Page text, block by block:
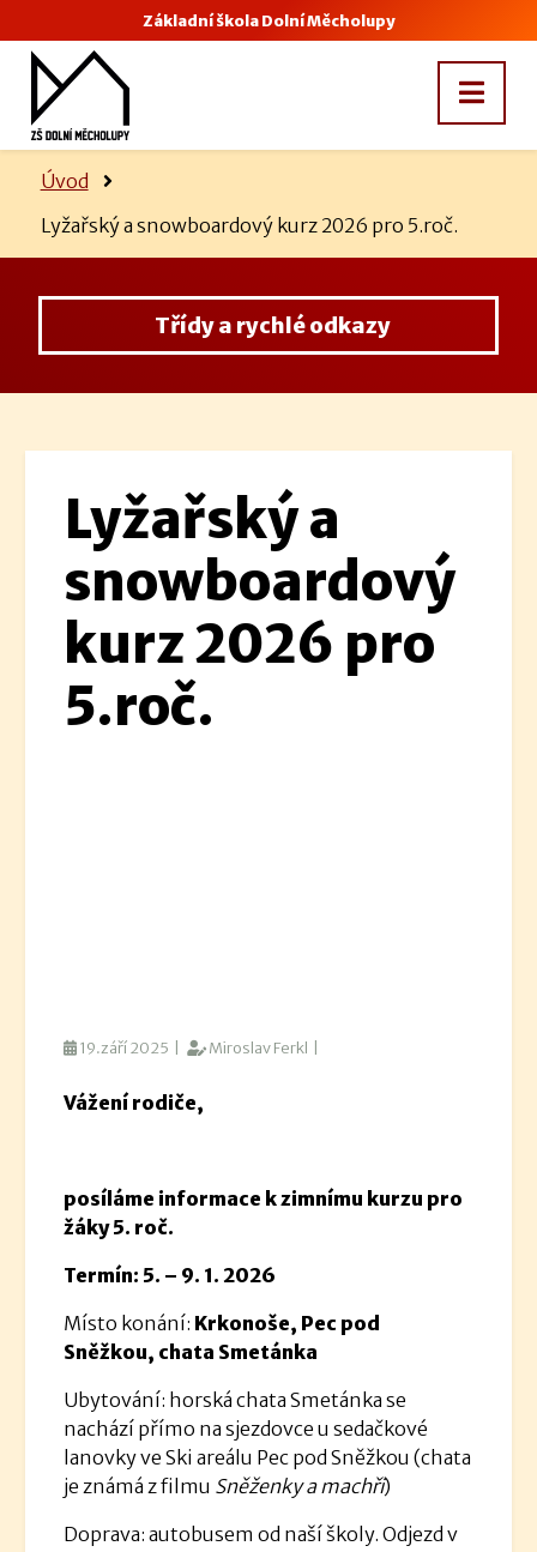
Základní škola Dolní Měcholupy
Úvod
Lyžařský a snowboardový kurz 2026 pro 5.roč.
Třídy a rychlé odkazy
Lyžařský a
snowboardový
kurz 2026 pro
5.roč.
19.září 2025 | Miroslav Ferkl |
Vážení rodiče,
posíláme informace k zimnímu kurzu pro
žáky 5. roč.
Termín: 5. – 9. 1. 2026
Místo konání: Krkonoše, Pec pod
Sněžkou, chata Smetánka
Ubytování: horská chata Smetánka se
nachází přímo na sjezdovce u sedačkové
lanovky ve Ski areálu Pec pod Sněžkou (chata
je známá z filmu Sněženky a machři)
Doprava: autobusem od naší školy. Odjezd v